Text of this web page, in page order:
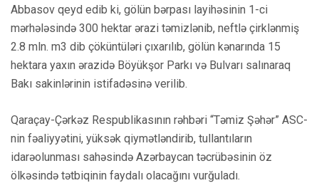
Abbasov qeyd edib ki, gölün bərpası layihəsinin 1-ci
mərhələsində 300 hektar ərazi təmizlənib, neftlə çirklənmiş
2.8 mln. m3 dib çöküntüləri çıxarılıb, gölün kənarında 15
hektara yaxın ərazidə Böyükşor Parkı və Bulvarı salınaraq
Bakı sakinlərinin istifadəsinə verilib.
Qaraçay-Çərkəz Respublikasının rəhbəri “Təmiz Şəhər” ASC-
nin fəaliyyətini, yüksək qiymətləndirib, tullantıların
idarəolunması sahəsində Azərbaycan təcrübəsinin öz
ölkəsində tətbiqinin faydalı olacağını vurğuladı.